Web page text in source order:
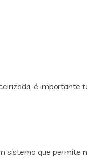
é importante
que permite